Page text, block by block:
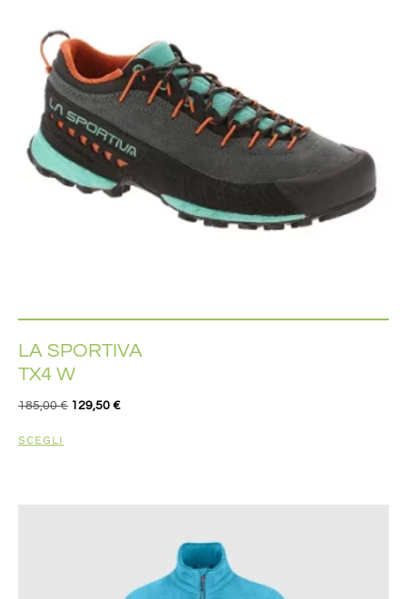
LA SPORTIVA
TX4 W
185,00€ 129,50 €
SCEGLI